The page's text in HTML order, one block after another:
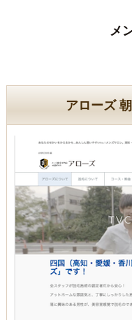
メ
アローズ